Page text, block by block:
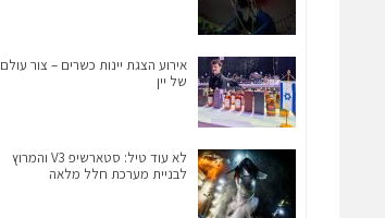
אירוע הצגת יינות כשרים – צור עולם
של יין
לא עוד טיל: סטארשיפ V3 והמרוץ
לבניית מערכת חלל מלאה